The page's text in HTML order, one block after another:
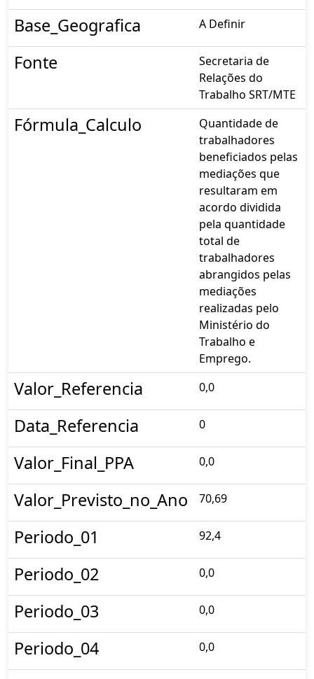
Base_Geografica A Definir
Fonte
Secretaria de
Relações do
Trabalho SRT/MTE
Fórmula_Calculo
Quantidade de
trabalhadores
beneficiados pelas
mediações que
resultaram em
acordo dividida
pela quantidade
total de
trabalhadores
abrangidos pelas
mediações
realizadas pelo
Ministério do
Trabalho e
Emprego.
Valor_Referencia 0,0
Data_Referencia 0
Valor_Final_PPA 0,0
Valor_Previsto_no_Ano 70,69
Periodo_01 92,4
Periodo_02 0,0
Periodo_03 0,0
Periodo_04 0,0